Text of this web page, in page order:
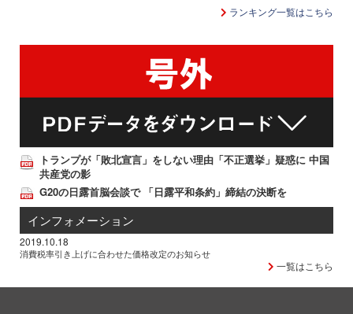
ランキング一覧はこちら
トランプが「敗北宣言」をしない理由「不正選挙」疑惑に 中国
共産党の影
G20の日露首脳会談で 「日露平和条約」締結の決断を
インフォメーション
2019.10.18
消費税率引き上げに合わせた価格改定のお知らせ
一覧はこちら